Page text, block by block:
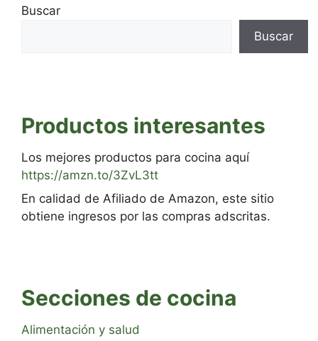
Buscar
Buscar
Productos interesantes
Los mejores productos para cocina aquí
https://amzn.to/3ZvL3tt
En calidad de Afiliado de Amazon, este sitio
obtiene ingresos por las compras adscritas.
Secciones de cocina
Alimentación y salud